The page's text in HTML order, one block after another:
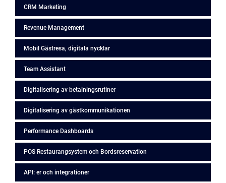
CRM Marketing
Revenue Management
Mobil Gästresa, digitala nycklar
Team Assistant
Digitalisering av betalningsrutiner
Digitalisering av gästkommunikationen
Performance Dashboards
POS Restaurangsystem och Bordsreservation
API: er och integrationer